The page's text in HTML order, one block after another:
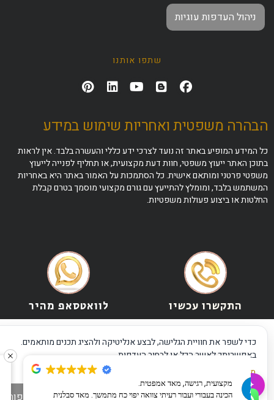
ניהול העדפות עוגיות
שתפו אותנו
הבהרה משפטית ואחריות שימוש במידע
כל המידע המופיע באתר זה נועד לצרכי ידע כללי והעשרה בלבד. אין לראות
בתוכן האתר ייעוץ משפטי, חוות דעת מקצועית, או תחליף לפנייה לייעוץ
משפטי פרטני ומותאם אישית. כל הסתמכות על האמור באתר היא באחריות
המשתמש בלבד, ומומלץ להתייעץ עם גורם מקצועי מוסמך בטרם קבלת
החלטות או ביצוע פעולות משפטיות.
✦שאלו את ה-AI שלנו
התקשרו עכשיו לוואטסאפ מהיר
כדי לשפר את חוויית הגלישה, לבצע אנליטיקה ולהציג תכנים מותאמים.
באפשרותך לאשר הכל או לבחור העדפות.
מדיניות פרטיות
הצהרת נגישות
אישור הכל דחייה ניהול העדפות
ד"ר דינה ארליך עו"ד מקצועית אדיבה ושואפת
למצויינות.